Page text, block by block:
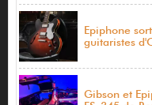
Epiphone
guitaristes
Gibson et